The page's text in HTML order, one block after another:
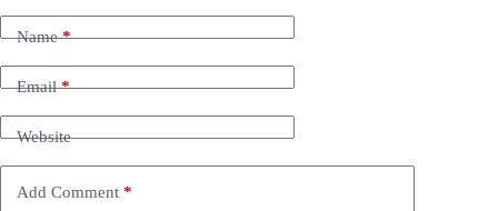
Name*
Email*
Website
Add Comment *